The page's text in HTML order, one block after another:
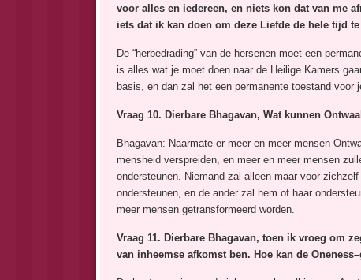
voor alles en iedereen, en niets kon dat van me
iets dat ik kan doen om deze Liefde de hele tijd
De “herbedrading” van de hersenen moet een
is alles wat je moet doen naar de Heilige Kamers
basis, en dan zal het een permanente toestand voor
Vraag 10. DierbareBhagavan, Wat kunnen
Bhagavan: Naarmate er meer en meer mensen
mensheid verspreiden, en meer en meer mensen
ondersteunen. Niemand zal alleen maar voor
ondersteunen, en de ander zal hem of haar
meer mensen getransformeerd worden.
Vraag 11. DierbareBhagavan, toen ik vroeg om
van inheemse afkomst ben. Hoe kan de Oneness–